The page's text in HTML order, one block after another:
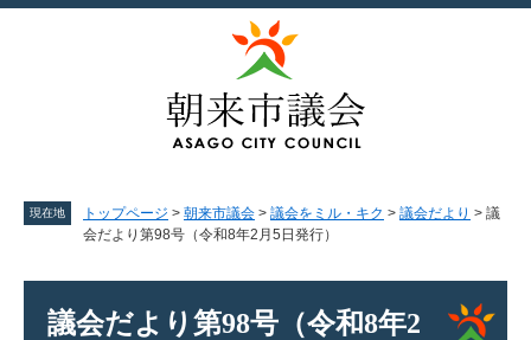
ペ
メ
現在地 トップページ > 朝来市議会 > 議会をミル・キク > 議会だより > 議
会だより第98号（令和8年2月5日発行）
議会だより第98号（令和8年2